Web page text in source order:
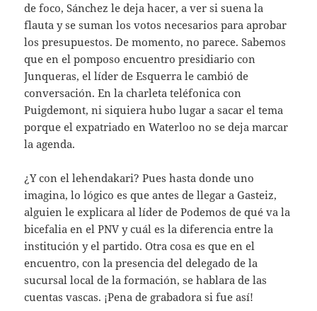
de foco, Sánchez le deja hacer, a ver si suena la
flauta y se suman los votos necesarios para aprobar
los presupuestos. De momento, no parece. Sabemos
que en el pomposo encuentro presidiario con
Junqueras, el líder de Esquerra le cambió de
conversación. En la charleta teléfonica con
Puigdemont, ni siquiera hubo lugar a sacar el tema
porque el expatriado en Waterloo no se deja marcar
la agenda.
¿Y con el lehendakari? Pues hasta donde uno
imagina, lo lógico es que antes de llegar a Gasteiz,
alguien le explicara al líder de Podemos de qué va la
bicefalia en el PNV y cuál es la diferencia entre la
institución y el partido. Otra cosa es que en el
encuentro, con la presencia del delegado de la
sucursal local de la formación, se hablara de las
cuentas vascas. ¡Pena de grabadora si fue así!